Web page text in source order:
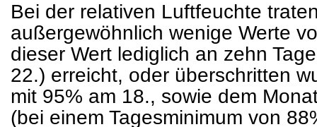
Bei der relativen Luftfeuchte
außergewöhnlich wenige Werte
dieser Wert lediglich an zehn
22.) erreicht, oder überschritten
mit 95% am 18., sowie dem
(bei einem Tagesminimum von